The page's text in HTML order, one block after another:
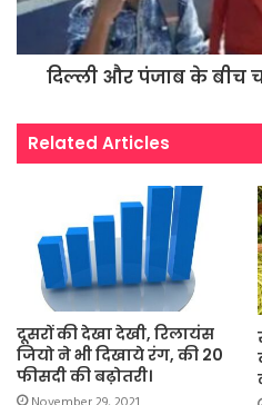
दिल्ली और पंजाब के बीच
Related Articles
दूसरों की देखा देखी, रिलायंस
जियो ने भी दिखाये रंग, की 20
फीसदी की बढ़ोतरी।